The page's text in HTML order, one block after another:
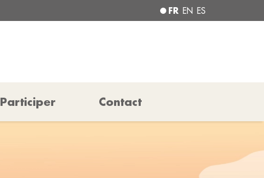
FR EN ES
Participer Contact